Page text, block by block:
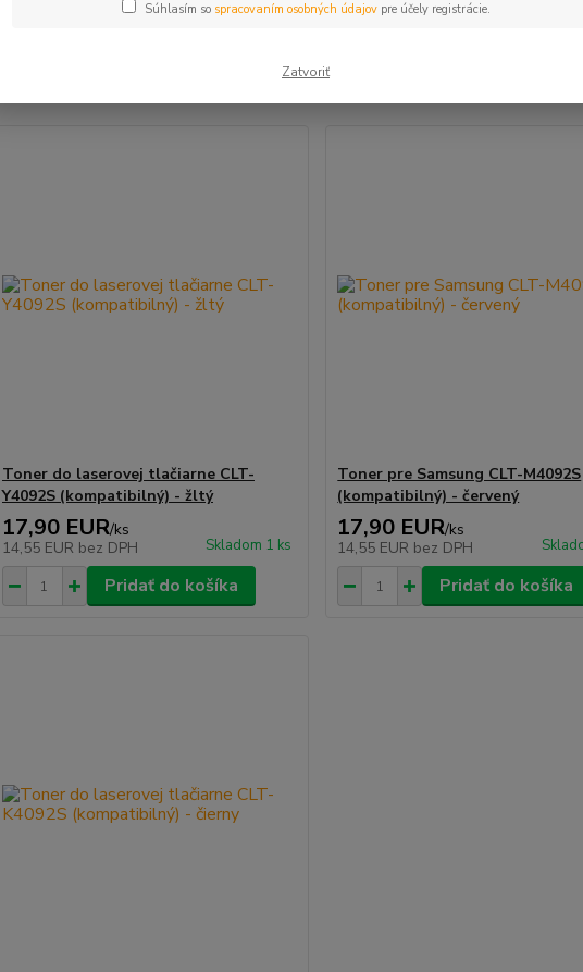
Toner do laserovej tlačiarne CLT-
Y4092S (kompatibilný) - žltý
17,90 EUR/ks
14,55 EUR bez DPH Skladom 1 ks
Pridať do košíka
Toner pre Samsung CLT-M4092S
(kompatibilný) - červený
17,90 EUR/ks
14,55 EUR bez DPH
Pridať do košíka
Súhlasím so spracovaním osobných údajovpre účely registrácie.
Zatvoriť